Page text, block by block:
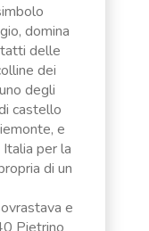
domina
delle
dei
degli
castello
e
per la
di un
e